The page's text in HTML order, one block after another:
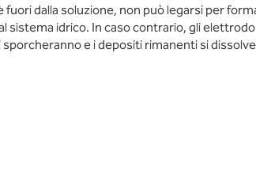
fuori dalla soluzione, non può legarsi per
sistema idrico. In caso contrario, gli
e i depositi rimanenti si